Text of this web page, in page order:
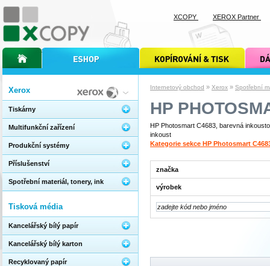
Internetový obchod » Xerox » Spotřební
HP
HP Photosmart C4683, barevná
inkoust
Kategorie sekce HP Photosmart
značka
výrobek
Xerox
Tiskárny
Multifunkční zařízení
Produkční systémy
Příslušenství
Spotřební materiál, tonery, ink
Tisková média
Kancelářský bílý papír
Kancelářský bílý karton
Recyklovaný papír
úvodní stránka xcopyinternetový obchod xcopy kopírování a tisk xcopy dárkové
XCOPY XEROX Partner